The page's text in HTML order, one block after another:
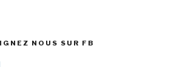
NOUS SUR FB